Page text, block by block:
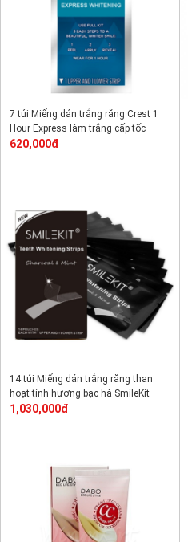
7 túi Miếng dán trắng răng Crest 1
Hour Express làm trắng cấp tốc
620,000đ
14 túi Miếng dán trắng răng than
hoạt tính hương bạc hà SmileKit
1,030,000đ